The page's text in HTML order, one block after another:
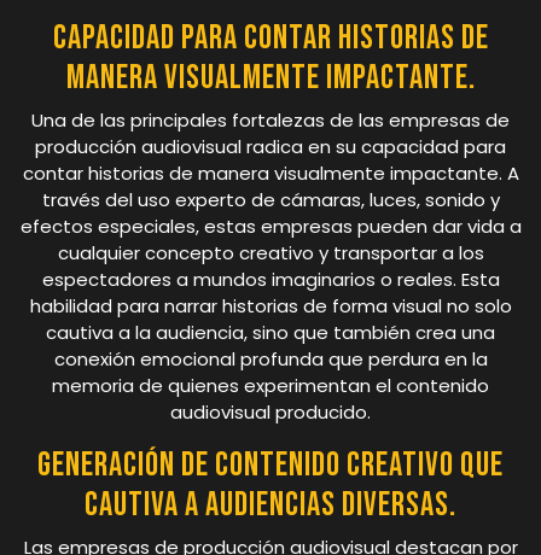
Capacidad para contar historias de
manera visualmente impactante.
Una de las principales fortalezas de las empresas de
producción audiovisual radica en su capacidad para
contar historias de manera visualmente impactante. A
través del uso experto de cámaras, luces, sonido y
efectos especiales, estas empresas pueden dar vida a
cualquier concepto creativo y transportar a los
espectadores a mundos imaginarios o reales. Esta
habilidad para narrar historias de forma visual no solo
cautiva a la audiencia, sino que también crea una
conexión emocional profunda que perdura en la
memoria de quienes experimentan el contenido
audiovisual producido.
Generación de contenido creativo que
cautiva a audiencias diversas.
Las empresas de producción audiovisual destacan por